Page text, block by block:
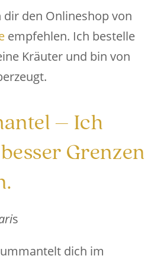
dir den Onlineshop von
empfehlen. Ich bestelle
Kräuter und bin von
– Ich
Grenzen
s
dich im